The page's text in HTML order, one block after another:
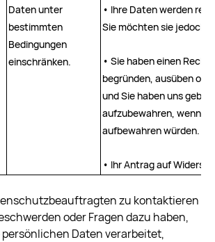
Daten unter
bestimmten
Bedingungen
einschränken.
• Ihre Daten werden
Sie möchten sie jedoch
• Sie haben einen
begründen, ausüben
und Sie haben uns
aufzubewahren, wenn
aufbewahren würden.
• Ihr Antrag auf
zu kontaktieren
oder Fragen dazu haben,
persönlichen Daten verarbeitet,